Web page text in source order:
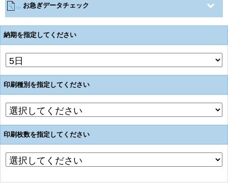
お急ぎデータチェック
納期を指定してください
印刷種別を指定してください
印刷枚数を指定してください